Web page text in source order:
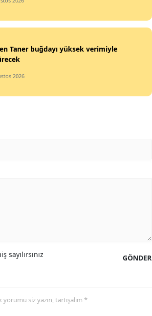
Bartın
Iğdır
Taner buğdayı yüksek verimiyle
2026
GÖNDER
sayılırsınız
siz yazın, tartışalım *